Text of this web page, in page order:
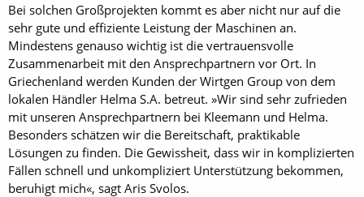
Bei solchen Großprojekten kommt es aber nicht nur auf die
sehr gute und effiziente Leistung der Maschinen an.
Mindestens genauso wichtig ist die vertrauensvolle
Zusammenarbeit mit den Ansprechpartnern vor Ort. In
Griechenland werden Kunden der Wirtgen Group von dem
lokalen Händler Helma S.A. betreut. »Wir sind sehr zufrieden
mit unseren Ansprechpartnern bei Kleemann und Helma.
Besonders schätzen wir die Bereitschaft, praktikable
Lösungen zu finden. Die Gewissheit, dass wir in komplizierten
Fällen schnell und unkompliziert Unterstützung bekommen,
beruhigt mich«, sagt Aris Svolos.